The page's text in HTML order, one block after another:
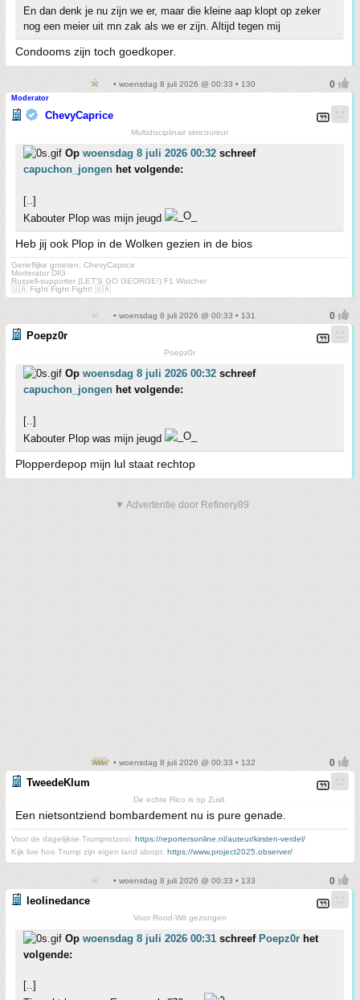
En dan denk je nu zijn we er, maar die kleine aap klopt op zeker
nog een meier uit mn zak als we er zijn. Altijd tegen mij
Condooms zijn toch goedkoper.
• woensdag 8 juli 2026 @ 00:33 • 130
Moderator
ChevyCaprice
Multidisciplinair simcoureur
Op woensdag 8 juli 2026 00:32 schreef
capuchon_jongen het volgende:
[..]
Kabouter Plop was mijn jeugd
Heb jij ook Plop in de Wolken gezien in de bios
Gerieflijke groeten, ChevyCaprice
Moderator DIG
Russell-supporter (LET'S GO GEORGE!) F1 Watcher
🇺🇦 Fight Fight Fight! 🇺🇦
• woensdag 8 juli 2026 @ 00:33 • 131
Poepz0r
Poepz0r
Op woensdag 8 juli 2026 00:32 schreef
capuchon_jongen het volgende:
[..]
Kabouter Plop was mijn jeugd
Plopperdepop mijn lul staat rechtop
▼ Advertentie door Refinery89
• woensdag 8 juli 2026 @ 00:33 • 132
TweedeKlum
De echte Rico is op Zuid.
Een nietsontziend bombardement nu is pure genade.
Voor de dagelijkse Trumprotzooi: https://reportersonline.nl/auteur/kirsten-verdel/
Kijk live hoe Trump zijn eigen land sloopt: https://www.project2025.observer/
• woensdag 8 juli 2026 @ 00:33 • 133
leolinedance
Voor Rood-Wit gezongen
Op woensdag 8 juli 2026 00:31 schreef Poepz0r het
volgende:
[..]